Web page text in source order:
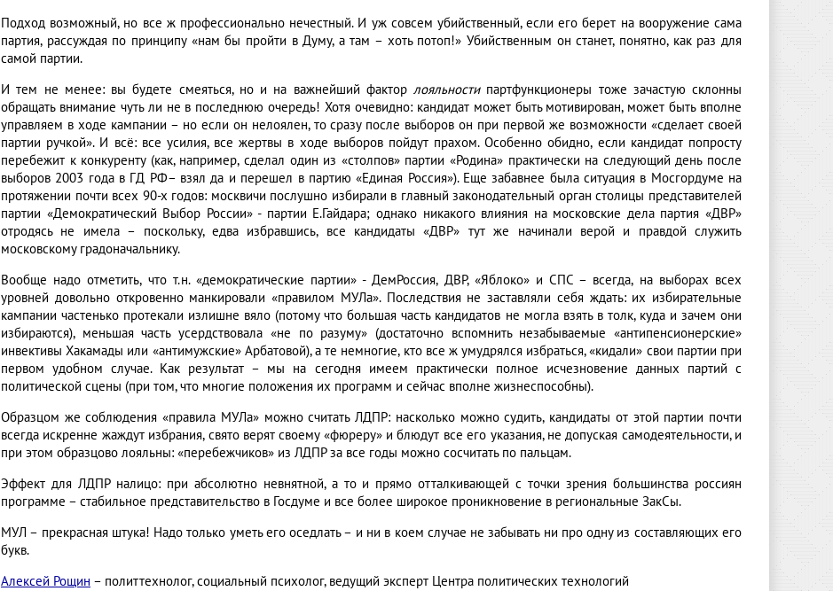
Подход возможный, но все ж профессионально нечестный. И уж совсем убийственный, если его берет на вооружение сама
партия, рассуждая по принципу «нам бы пройти в Думу, а там – хоть потоп!» Убийственным он станет, понятно, как раз для
самой партии.
И тем не менее: вы будете смеяться, но и на важнейший фактор лояльностипартфункционеры тоже зачастую склонны
обращать внимание чуть ли не в последнюю очередь! Хотя очевидно: кандидат может быть мотивирован, может быть вполне
управляем в ходе кампании – но если он нелоялен, то сразу после выборов он при первой же возможности «сделает своей
партии ручкой». И всё: все усилия, все жертвы в ходе выборов пойдут прахом. Особенно обидно, если кандидат попросту
перебежит к конкуренту (как, например, сделал один из «столпов» партии «Родина» практически на следующий день после
выборов 2003 года в ГД РФ– взял да и перешел в партию «Единая Россия»). Еще забавнее была ситуация в Мосгордуме на
протяжении почти всех 90-х годов: москвичи послушно избирали в главный законодательный орган столицы представителей
партии «Демократический Выбор России» - партии Е.Гайдара; однако никакого влияния на московские дела партия «ДВР»
отродясь не имела – поскольку, едва избравшись, все кандидаты «ДВР» тут же начинали верой и правдой служить
московскому градоначальнику.
Вообще надо отметить, что т.н. «демократические партии» - ДемРоссия, ДВР, «Яблоко» и СПС – всегда, на выборах всех
уровней довольно откровенно манкировали «правилом МУЛа». Последствия не заставляли себя ждать: их избирательные
кампании частенько протекали излишне вяло (потому что большая часть кандидатов не могла взять в толк, куда и зачем они
избираются), меньшая часть усердствовала «не по разуму» (достаточно вспомнить незабываемые «антипенсионерские»
инвективы Хакамады или «антимужские» Арбатовой), а те немногие, кто все ж умудрялся избраться, «кидали» свои партии при
первом удобном случае. Как результат – мы на сегодня имеем практически полное исчезновение данных партий с
политической сцены (при том, что многие положения их программ и сейчас вполне жизнеспособны).
Образцом же соблюдения «правила МУЛа» можно считать ЛДПР: насколько можно судить, кандидаты от этой партии почти
всегда искренне жаждут избрания, свято верят своему «фюреру» и блюдут все его указания, не допуская самодеятельности, и
при этом образцово лояльны: «перебежчиков» из ЛДПР за все годы можно сосчитать по пальцам.
Эффект для ЛДПР налицо: при абсолютно невнятной, а то и прямо отталкивающей с точки зрения большинства россиян
программе – стабильное представительство в Госдуме и все более широкое проникновение в региональные ЗакСы.
МУЛ – прекрасная штука! Надо только уметь его оседлать – и ни в коем случае не забывать ни про одну из составляющих его
букв.
Алексей Рощин – политтехнолог, социальный психолог, ведущий эксперт Центра политических технологий